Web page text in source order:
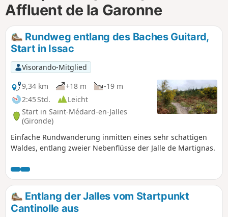
Affluent de la Garonne
Rundweg entlang des Baches Guitard,
Start in Issac
Visorando-Mitglied
9,34 km
+18 m
-19 m
2:45 Std.
Leicht
Start in Saint-Médard-en-Jalles
(Gironde)
Einfache Rundwanderung inmitten eines sehr schattigen
Waldes, entlang zweier Nebenflüsse der Jalle de Martignas.
Entlang der Jalles vom Startpunkt
Cantinolle aus